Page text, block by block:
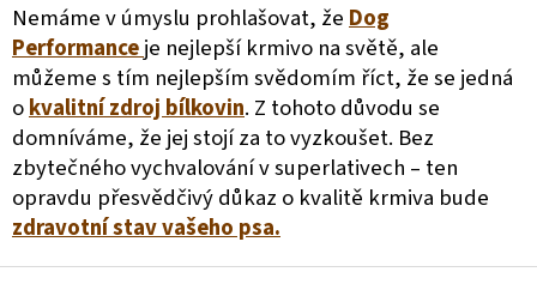
Nemáme v úmyslu prohlašovat, že Dog
Performanceje nejlepší krmivo na světě, ale
můžeme s tím nejlepším svědomím říct, že se jedná
okvalitní zdroj bílkovin. Z tohoto důvodu se
domníváme, že jej stojí za to vyzkoušet. Bez
zbytečného vychvalování v superlativech – ten
opravdu přesvědčivý důkaz o kvalitě krmiva bude
zdravotní stav vašeho psa.